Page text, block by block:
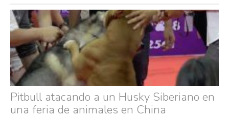
Pitbull atacando a un Husky Siberiano en
una feria de animales en China